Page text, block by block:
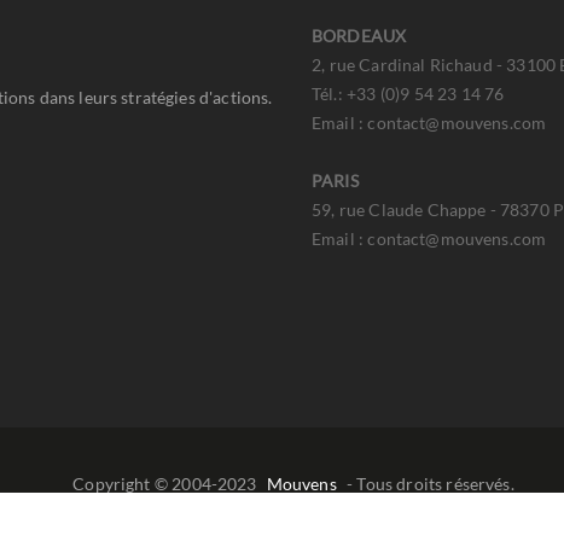
dans leurs stratégies d'actions.
BORDEAUX
2, rue Cardinal Richaud - 33100
Tél.: +33 (0)9 54 23 14 76
Email : contact@mouvens.com
PARIS
59, rue Claude Chappe - 78370
Email : contact@mouvens.com
Copyright © 2004-2023 Mouvens - Tous droits réservés.